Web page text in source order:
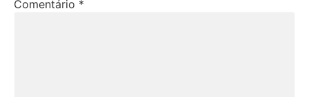
Comentário *